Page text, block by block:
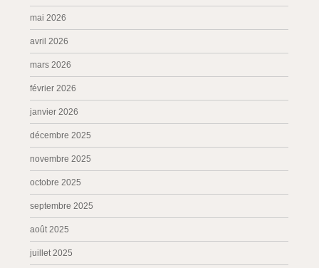
mai 2026
avril 2026
mars 2026
février 2026
janvier 2026
décembre 2025
novembre 2025
octobre 2025
septembre 2025
août 2025
juillet 2025